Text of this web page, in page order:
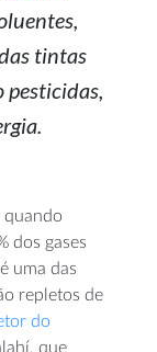
tintas
quando
dos gases
uma das
repletos de
do
que